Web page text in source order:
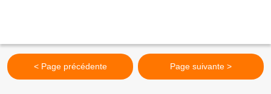
< Page précédente Page suivante >